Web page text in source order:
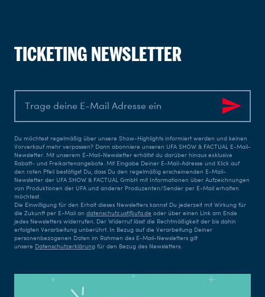
TICKETING NEWSLETTER
Du möchtest regelmäßig über unsere Show-Highlights informiert werden und keinen
Vorverkauf mehr verpassen? Dann abonniere unseren UFA SHOW & FACTUAL E-Mail-
Newsletter. Mit unserem E-Mail-Newsletter erhältst du darüber hinaus exklusive
Rabatt- und Freikartenangebote. Mit Eingabe Deiner E-Mail-Adresse und Klick auf
den roten Pfeil bestätigst Du, dass Du den regelmäßig erscheinenden E-Mail-
Newsletter der UFA SHOW & FACTUAL GmbH mit Informationen über Aufzeichnungen
von Produktionen der UFA und anderer Produzenten/Sender per E-Mail erhalten
möchtest.
Die Einwilligung für den Erhalt dieses Newsletters kannst Du jederzeit mit Wirkung für
die Zukunft per E-Mail an datenschutz.usf@ufa.de oder über einen Link am Ende
jedes Newsletters widerrufen. Der Widerruf lässt die Rechtmäßigkeit der bis dahin
erfolgten Verarbeitung unberührt. In Bezug auf die Verarbeitung Deiner
personenbezogenen Daten im Rahmen des E-Mail-Newsletters gilt
unsere Datenschutzerklärung für den Bezug des Newsletters.